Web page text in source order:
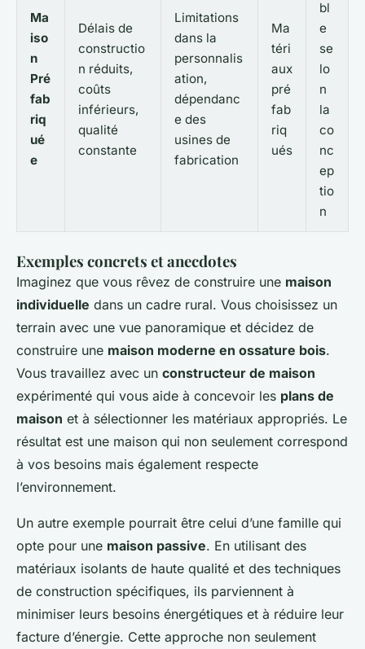
Ma
iso
n
Pré
fab
riq
ué
e
Délais de
constructio
n réduits,
coûts
inférieurs,
qualité
constante
Limitations
dans la
personnalis
ation,
dépendanc
e des
usines de
fabrication
Ma
téri
aux
pré
fab
riq
ués
bl
e
se
lo
n
la
co
nc
ep
tio
n
Exemples concrets et anecdotes
Imaginez que vous rêvez de construire une maison
individuelle dans un cadre rural. Vous choisissez un
terrain avec une vue panoramique et décidez de
construire une maison moderne en ossature bois.
Vous travaillez avec un constructeur de maison
expérimenté qui vous aide à concevoir les plans de
maison et à sélectionner les matériaux appropriés. Le
résultat est une maison qui non seulement correspond
à vos besoins mais également respecte
l’environnement.
Un autre exemple pourrait être celui d’une famille qui
opte pour une maison passive. En utilisant des
matériaux isolants de haute qualité et des techniques
de construction spécifiques, ils parviennent à
minimiser leurs besoins énergétiques et à réduire leur
facture d’énergie. Cette approche non seulement